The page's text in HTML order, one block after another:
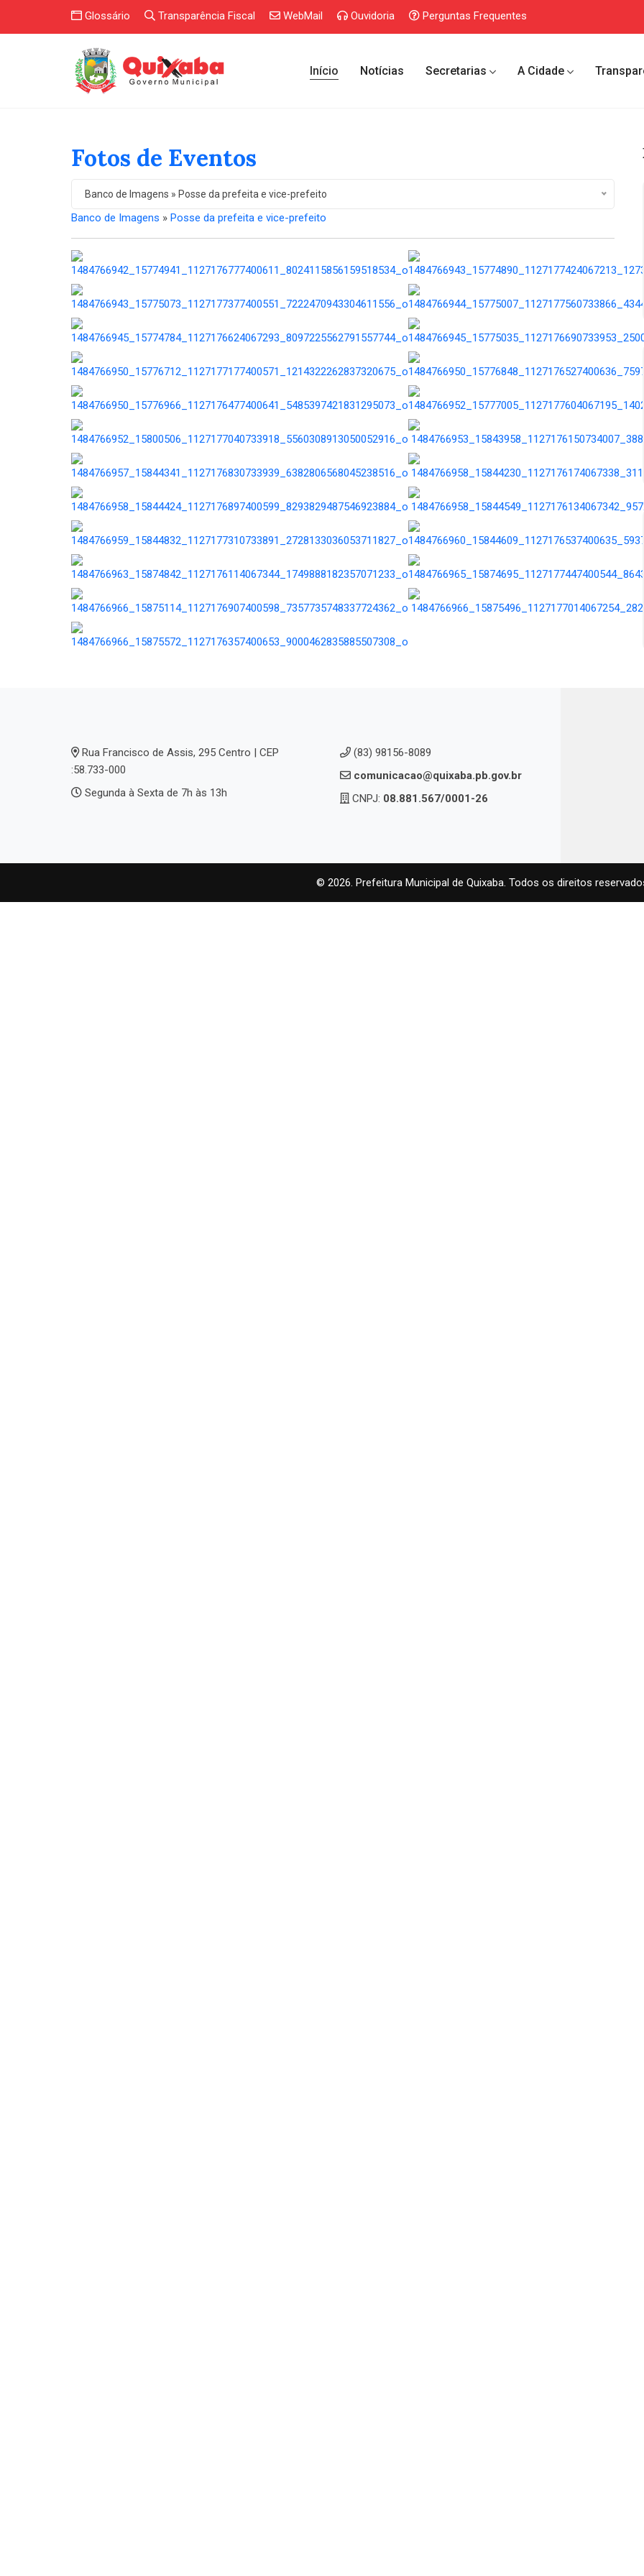
Glossário Transparência Fiscal WebMail Ouvidoria Perguntas Frequentes
Início Notícias Secretarias A Cidade
Fotos de Eventos
Banco de Imagens » Posse da prefeita e vice-prefeito
Banco de Imagens » Posse da prefeita e vice-prefeito
Rua Francisco de Assis, 295 Centro | CEP
:58.733-000
Segunda à Sexta de 7h às 13h
(83) 98156-8089
comunicacao@quixaba.pb.gov.br
CNPJ: 08.881.567/0001-26
© 2026. Prefeitura Municipal de Quixaba. Todos os direitos